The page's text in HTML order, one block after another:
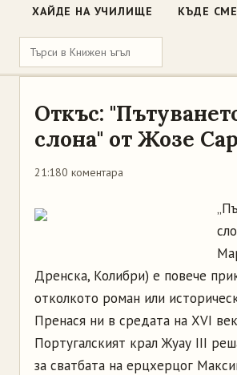
ХАЙДЕ НА УЧИЛИЩЕ КЪДЕ СМЕ
Откъс:
слона" от Жозе
21:180 коментара
Дренска, Колибри) е повече
отколкото роман или
Пренася ни в средата на XVI
Португалският крал Жуау III
за сватбата на ерцхерцог